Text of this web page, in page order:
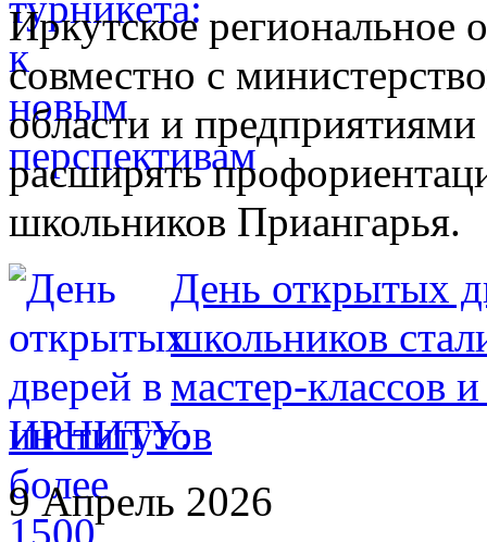
Иркутское
совместно с
области и
расширять
школьников Приангарья.
День открытых
школьников
мастер-классов
институтов
9 Апрель 2026